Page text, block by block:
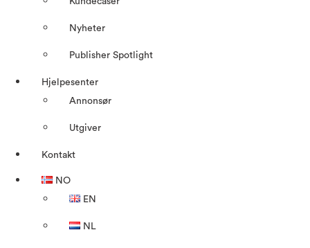
Nyheter
Publisher Spotlight
Hjelpesenter
Annonsør
Utgiver
Kontakt
NO
EN
NL